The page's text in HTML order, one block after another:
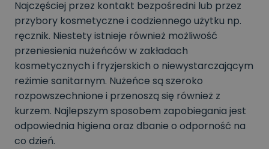
Najczęściej przez kontakt bezpośredni lub przez
przybory kosmetyczne i codziennego użytku np.
ręcznik. Niestety istnieje również możliwość
przeniesienia nużeńców w zakładach
kosmetycznych i fryzjerskich o niewystarczającym
reżimie sanitarnym. Nużeńce są szeroko
rozpowszechnione i przenoszą się również z
kurzem. Najlepszym sposobem zapobiegania jest
odpowiednia higiena oraz dbanie o odporność na
co dzień.